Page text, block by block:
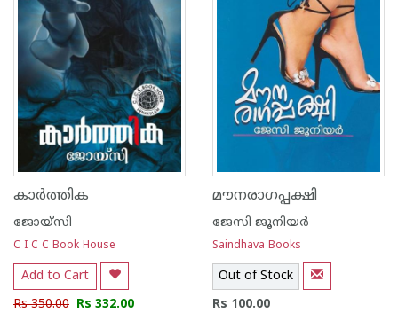
കാര്‍ത്തിക
ജോയ്‌സി
C I C C Book House
Add to Cart
Rs 350.00 Rs 332.00
മൗനരാഗപ്പക്ഷി
ജേസി ജൂനിയര്‍
Saindhava Books
Out of Stock
Rs 100.00